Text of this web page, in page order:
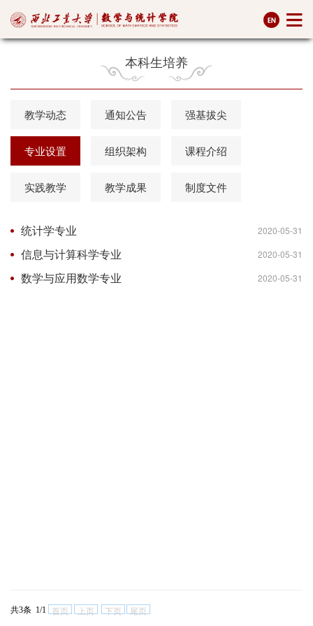
本科生培养
教学动态 通知公告 强基拔尖
专业设置 组织架构 课程介绍
实践教学 教学成果 制度文件
统计学专业 2020-05-31
信息与计算科学专业 2020-05-31
数学与应用数学专业 2020-05-31
共3条 1/1 首页 上页 下页 尾页